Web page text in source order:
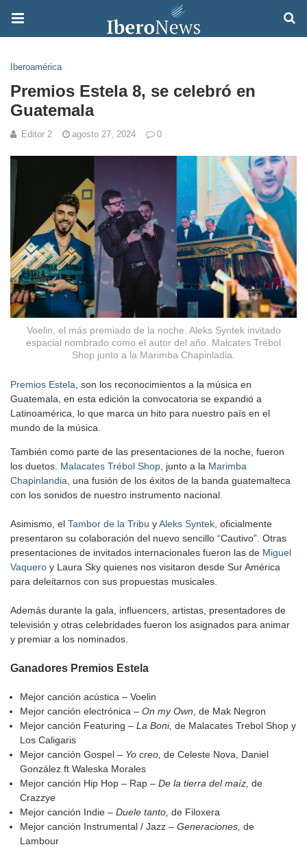
Iberoamérica
Premios Estela 8, se celebró en
Guatemala
Editor 2 agosto 27, 2024 0
Voelin, el más premiado de la noche. Aleks Syntek invitado
espacial nombrado como el autor del año. Malcates Trébol
Shop junto a la Marimba Chapinladia.
Premios Estela, son los reconocimientos a la música en
Guatemala, en esta edición la convocatoria se expandió a
Latinoamérica, lo que marca un hito para nuestro país en el
mundo de la música.
También como parte de las presentaciones de la noche, fueron
los duetos. Malacates Trébol Shop, junto a la Marimba
Chapinlandia, una fusión de los éxitos de la banda guatemalteca
con los sonidos de nuestro instrumento nacional.
Asimismo, el Tambor de la Tribu yAleks Syntek, oficialmente
presentaron su colaboración del nuevo sencillo “Cautivo”. Otras
presentaciones de invitados internacionales fueron las de Miguel
Vaquero y Laura Sky quienes nos visitaron desde Sur América
para deleitarnos con sus propuestas musicales.
Además durante la gala, influencers, artistas, presentadores de
televisión y otras celebridades fueron los asignados para animar
y premiar a los nominados.
Ganadores Premios Estela
Mejor canción acústica – Voelin
Mejor canción electrónica – On my Own , de Mak Negron
Mejor canción Featuring – La Boni, de Malacates Trebol Shop y
Los Caligaris
Mejor canción Gospel – Yo creo, de Celeste Nova, Daniel
González ft Waleska Morales
Mejor canción Hip Hop – Rap – De la tierra del maíz, de
Crazzye
Mejor canción Indie – Duele tanto, de Filoxera
Mejor canción Instrumental / Jazz – Generaciones, de
Lambour